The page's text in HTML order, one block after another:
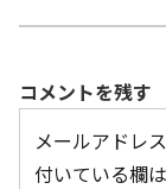
コメントを残す
メールアドレ
付いている欄